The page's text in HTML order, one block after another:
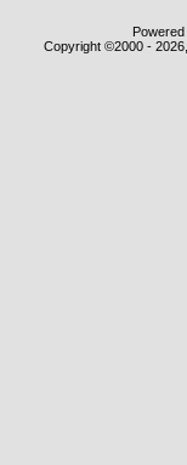
Copyright ©2000 -